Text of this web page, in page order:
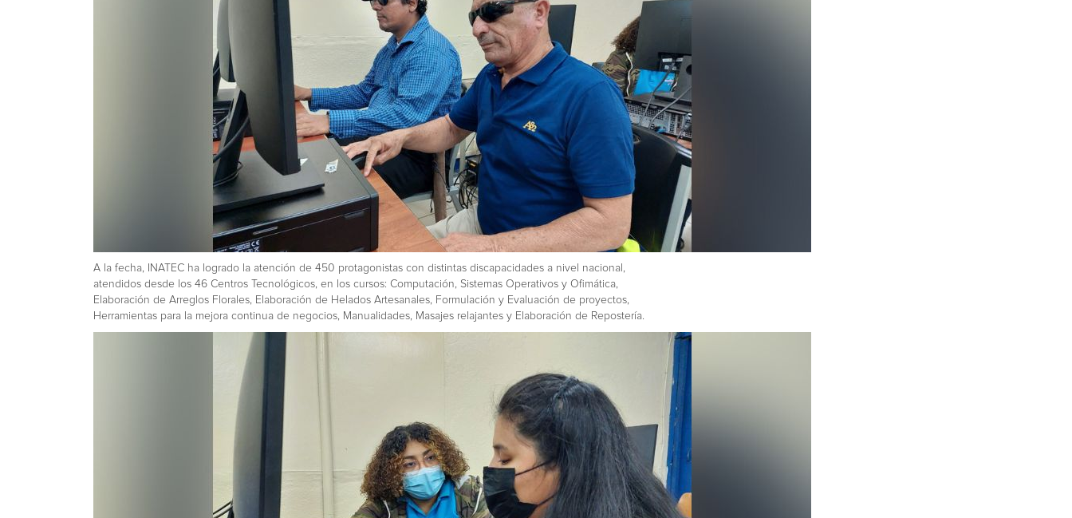
A la fecha, INATEC ha logrado la atención de 450 protagonistas con distintas discapacidades a nivel nacional,
atendidos desde los 46 Centros Tecnológicos, en los cursos: Computación, Sistemas Operativos y Ofimática,
Elaboración de Arreglos Florales, Elaboración de Helados Artesanales, Formulación y Evaluación de proyectos,
Herramientas para la mejora continua de negocios, Manualidades, Masajes relajantes y Elaboración de Repostería.